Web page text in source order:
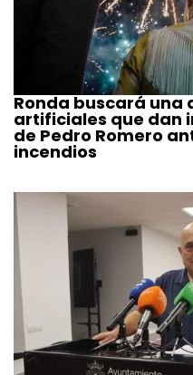
Ronda buscará una
artificiales que dan
de Pedro Romero
incendios